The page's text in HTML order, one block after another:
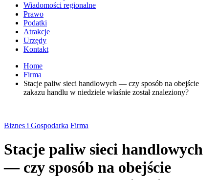
Wiadomości regionalne
Prawo
Podatki
Atrakcje
Urzędy
Kontakt
Home
Firma
Stacje paliw sieci handlowych — czy sposób na obejście
zakazu handlu w niedziele właśnie został znaleziony?
Biznes i Gospodarka Firma
Stacje paliw sieci handlowych
— czy sposób na obejście